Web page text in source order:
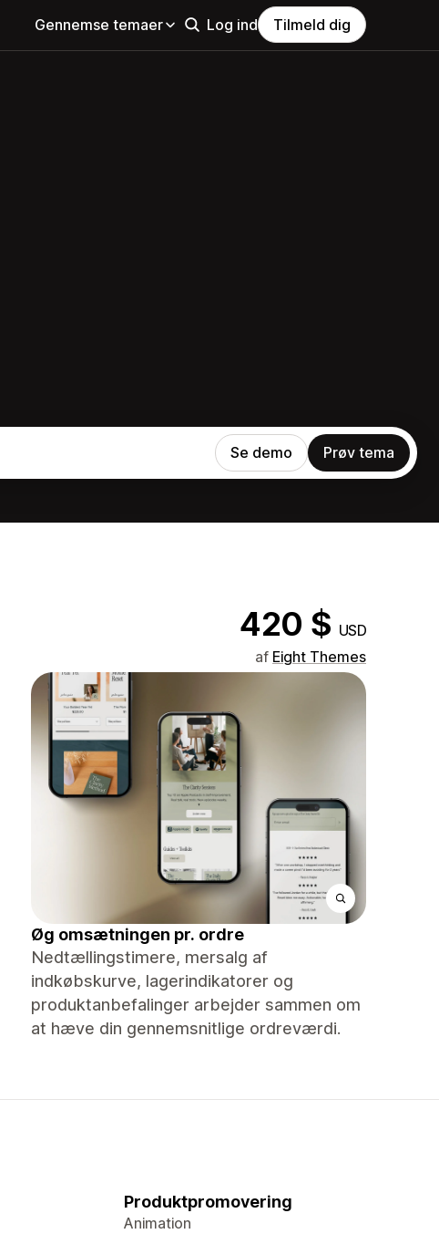
Gennemse temaer Log ind Tilmeld dig
Se demo Prøv tema
420 $ USD
af Eight Themes
Øg omsætningen pr. ordre
Nedtællingstimere, mersalg af
indkøbskurve, lagerindikatorer og
produktanbefalinger arbejder sammen om
at hæve din gennemsnitlige ordreværdi.
Produktpromovering
Animation